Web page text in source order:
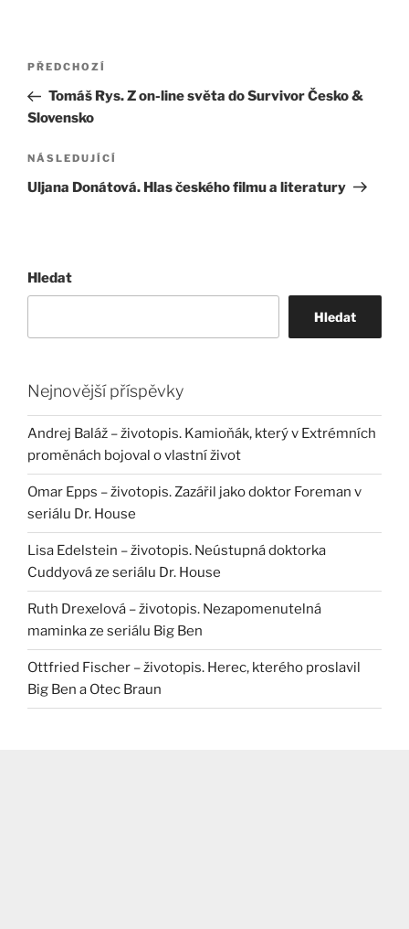
Navigace
příspěvek
Předchozí
příspěvek
PŘEDCHOZÍ
Tomáš Rys. Z on-line světa do Survivor Česko &
Slovensko
Následující
příspěvek
NÁSLEDUJÍCÍ
Uljana Donátová. Hlas českého filmu a literatury
Hledat
Hledat
Nejnovější příspěvky
Andrej Baláž – životopis. Kamioňák, který v Extrémních
proměnách bojoval o vlastní život
Omar Epps – životopis. Zazářil jako doktor Foreman v
seriálu Dr. House
Lisa Edelstein – životopis. Neústupná doktorka
Cuddyová ze seriálu Dr. House
Ruth Drexelová – životopis. Nezapomenutelná
maminka ze seriálu Big Ben
Ottfried Fischer – životopis. Herec, kterého proslavil
Big Ben a Otec Braun